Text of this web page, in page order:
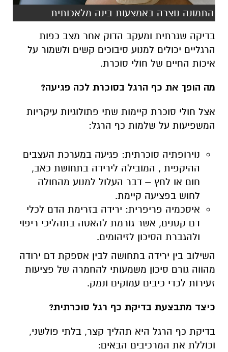
התמונה נוצרה באמצעות בינה מלאכותית
בדיקה שגרתית ומעקב הדוק אחר מצב כפות
הרגליים יכולים למנוע סיבוכים קשים ולשמור על
איכות החיים של חולי סוכרת.
מה הופך את כף הרגל בסוכרת לכה פגיעה?
אצל חולי סוכרת קיימות שתי פתולוגיות עיקריות
המשפיעות על שלמות כף הרגל:
נוירופתיה סוכרתית: פגיעה במערכת העצבים
ההיקפית , המובילה לירידה בתחושת כאב,
חום או לחץ – דבר העלול למנוע מהחולה
לחוש בפציעה קיימת.
איסכמיה פריפרית: ירידה בזרימת הדם לכלי
דם קטנים, אשר גורמת להאטה בתהליכי ריפוי
ולהגברת הסיכון לזיהומים.
השילוב בין ירידה בתחושה לבין אספקת דם ירודה
מהווה גורם סיכון משמעותי להחמרה של פציעות
זעירות לכדי כיבים עמוקים ונמק.
כיצד מתבצעת בדיקת כף רגל סוכרתית?
בדיקת כף הרגל היא תהליך קצר, בלתי פולשני,
וכוללת את המרכיבים הבאים: